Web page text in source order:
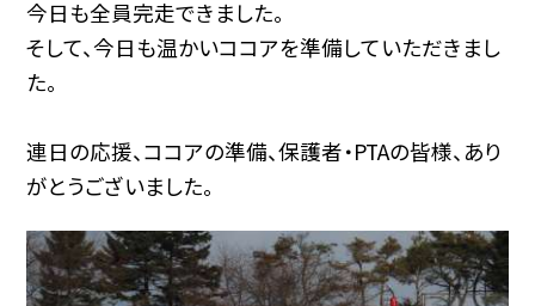
今日も全員完走できました。
そして、今日も温かいココアを準備していただきまし
た。
連日の応援、ココアの準備、保護者・PTAの皆様、あり
がとうございました。